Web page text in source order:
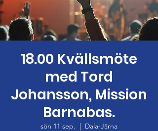
18.00 Kvällsmöte
med Tord
Johansson, Mission
Barnabas.
sön 11 sep.
  |
Dala-Järna